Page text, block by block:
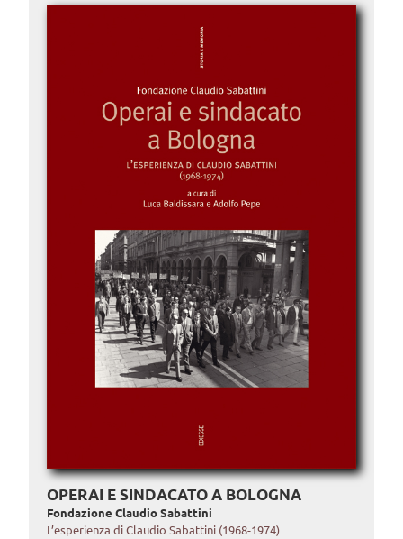
OPERAI E SINDACATO A BOLOGNA
Fondazione Claudio Sabattini
L’esperienza di Claudio Sabattini (1968-1974)